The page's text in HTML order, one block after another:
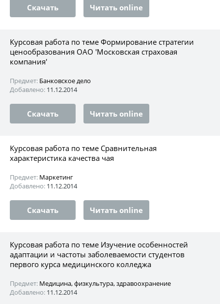
Скачать Читать online
Курсовая работа по теме Формирование стратегии
ценообразования ОАО 'Московская страховая
компания'
Предмет: Банковское дело
Добавлено: 11.12.2014
Скачать Читать online
Курсовая работа по теме Сравнительная
характеристика качества чая
Предмет: Маркетинг
Добавлено: 11.12.2014
Скачать Читать online
Курсовая работа по теме Изучение особенностей
адаптации и частоты заболеваемости студентов
первого курса медицинского колледжа
Предмет: Медицина, физкультура, здравоохранение
Добавлено: 11.12.2014